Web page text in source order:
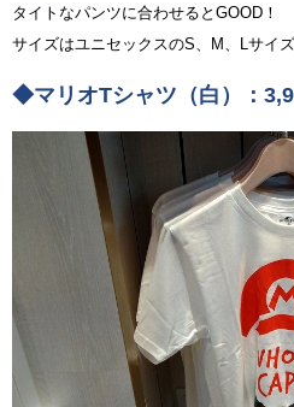
タイトなパンツに合わせるとGOOD！
サイズはユニセックスのS、M、Lサイズ
◆マリオTシャツ（白）：